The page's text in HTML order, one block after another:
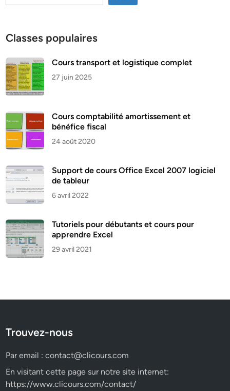
Classes populaires
Cours transport et logistique complet
27 juin 2025
Cours comptabilité amortissement et
bénéfice fiscal
24 août 2020
Support de cours Office Excel 2007 logiciel
de tableur
6 avril 2022
Tutoriels pour débutants et cours pour
apprendre Excel
29 avril 2021
Trouvez-nous
Par email :contact@clicours.com
En visitant cette page sur notre site internet:
https://www.clicours.com/contact/